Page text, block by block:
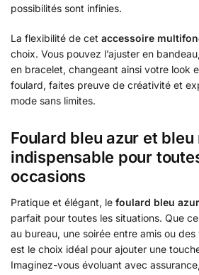
possibilités sont infinies.
La flexibilité de cet accessoire
choix. Vous pouvez l’ajuster en
en bracelet, changeant ainsi votre look
foulard, faites preuve de créativité et
mode sans limites.
Foulard bleu azur et bleu
indispensable pour
occasions
Pratique et élégant, le foulard bleu
parfait pour toutes les situations. Que
au bureau, une soirée entre amis ou
est le choix idéal pour ajouter une
Imaginez-vous évoluant avec